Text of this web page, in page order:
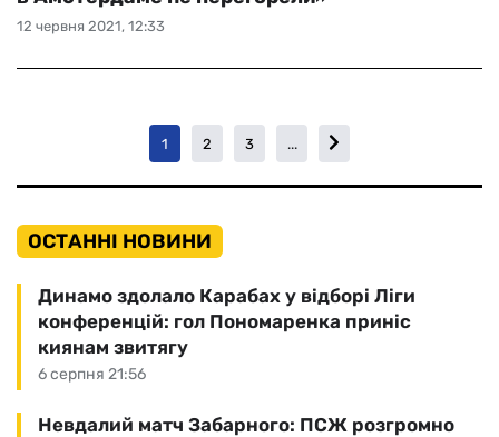
12 червня 2021, 12:33
1 2 3 ...
ОСТАННІ НОВИНИ
6 серпня 21:56
Динамо здолало Карабах у відборі Ліги
конференцій: гол Пономаренка приніс
киянам звитягу
Невдалий матч Забарного: ПСЖ розгромно